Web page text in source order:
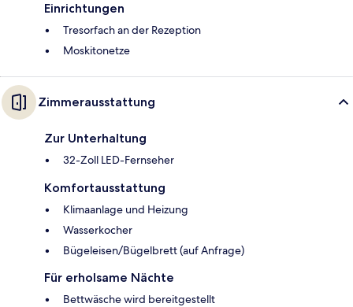
Einrichtungen
Tresorfach an der Rezeption
Moskitonetze
Zimmerausstattung
Zur Unterhaltung
32-Zoll LED-Fernseher
Komfortausstattung
Klimaanlage und Heizung
Wasserkocher
Bügeleisen/Bügelbrett (auf Anfrage)
Für erholsame Nächte
Bettwäsche wird bereitgestellt